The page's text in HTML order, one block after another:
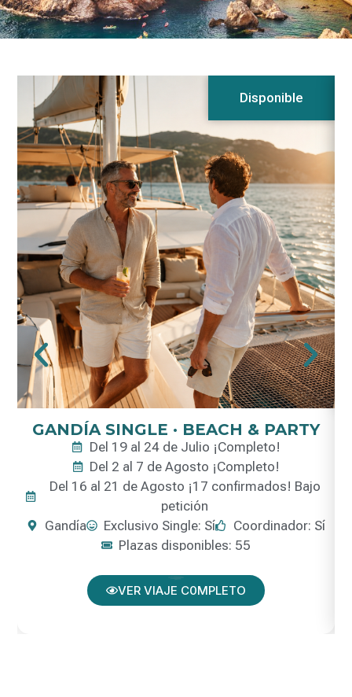
Disponible
GANDÍA SINGLE · BEACH & PARTY
Del 19 al 24 de Julio ¡Completo!
Del 2 al 7 de Agosto ¡Completo!
Del 16 al 21 de Agosto ¡17 confirmados! Bajo
petición
Gandía
Exclusivo Single: Sí
Coordinador: Sí
Plazas disponibles: 55
VER VIAJE C0MPLETO